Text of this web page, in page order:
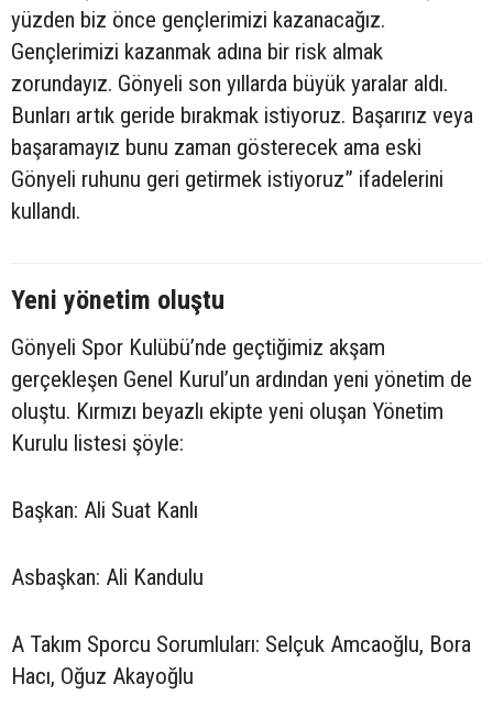
yüzden biz önce gençlerimizi kazanacağız.
Gençlerimizi kazanmak adına bir risk almak
zorundayız. Gönyeli son yıllarda büyük yaralar aldı.
Bunları artık geride bırakmak istiyoruz. Başarırız veya
başaramayız bunu zaman gösterecek ama eski
Gönyeli ruhunu geri getirmek istiyoruz” ifadelerini
kullandı.
Yeni yönetim oluştu
Gönyeli Spor Kulübü’nde geçtiğimiz akşam
gerçekleşen Genel Kurul’un ardından yeni yönetim de
oluştu. Kırmızı beyazlı ekipte yeni oluşan Yönetim
Kurulu listesi şöyle:
Başkan: Ali Suat Kanlı
Asbaşkan: Ali Kandulu
A Takım Sporcu Sorumluları: Selçuk Amcaoğlu, Bora
Hacı, Oğuz Akayoğlu